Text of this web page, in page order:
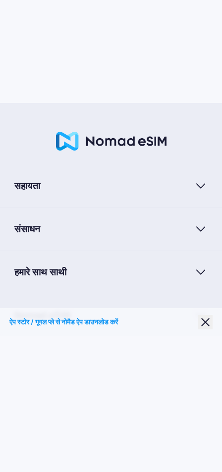
सहायता
संसाधन
हमारे साथ साथी
Nomad eSIM
ऐप स्टोर / गूगल प्ले से नोमैड ऐप डाउनलोड करें